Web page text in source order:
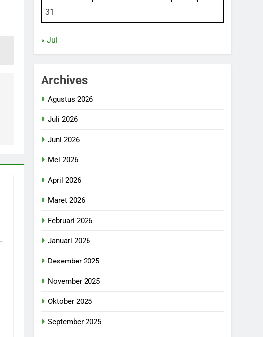
31
« Jul
Archives
Agustus 2026
Juli 2026
Juni 2026
Mei 2026
April 2026
Maret 2026
Februari 2026
Januari 2026
Desember 2025
November 2025
Oktober 2025
September 2025